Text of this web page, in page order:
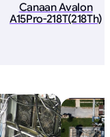
Canaan Avalon
A15Pro-218T(218Th)